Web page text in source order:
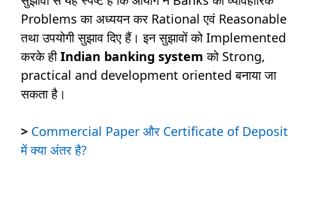
Problems का अध्ययन कर Rational एवं Reasonable
तथा उपयोगी सुझाव दिए हैं। इन सुझावों को Implemented
करके हीIndian banking system को Strong,
practical and development oriented बनाया जा
सकता है।
> Commercial Paper और Certificate of Deposit
में क्या अंतर है?